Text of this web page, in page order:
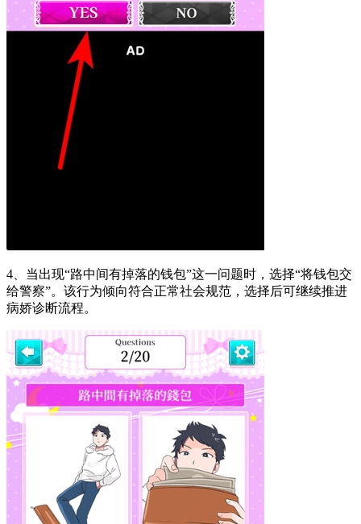
4、当出现“路中间有掉落的钱包”这一问题时，选择“将钱包交
给警察”。该行为倾向符合正常社会规范，选择后可继续推进
病娇诊断流程。